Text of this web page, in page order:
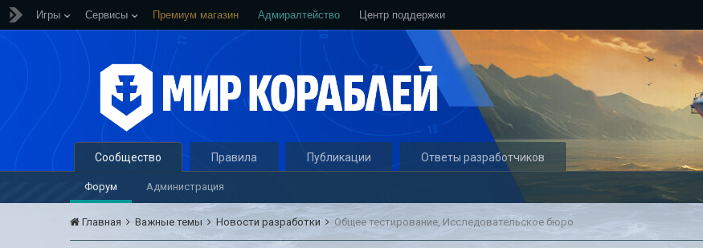
Игры Сервисы Премиум магазин Адмиралтейство Центр поддержки
Сообщество
Форум Администрация
Правила Публикации Ответы разработчиков
Главная Важные темы Новости разработки Общее тестирование, Исследовательское бюро